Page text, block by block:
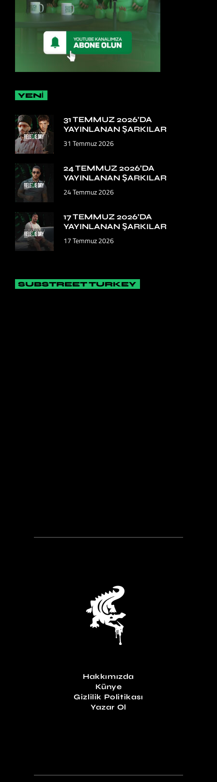
YENİ
31 TEMMUZ 2026’DA
YAYINLANAN ŞARKILAR
31 Temmuz 2026
24 TEMMUZ 2026’DA
YAYINLANAN ŞARKILAR
24 Temmuz 2026
17 TEMMUZ 2026’DA
YAYINLANAN ŞARKILAR
17 Temmuz 2026
SUBSTREET TURKEY
Hakkımızda
Künye
Gizlilik Politikası
Yazar Ol